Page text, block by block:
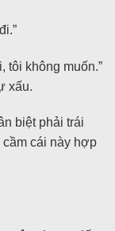
tôi không muốn.”
xấu.
biệt phải trái
cái này hợp